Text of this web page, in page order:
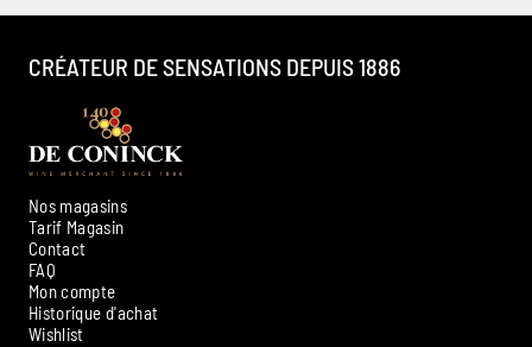
Nos magasins
Tarif Magasin
Contact
FAQ
Mon compte
Historique d'achat
Wishlist
CRÉATEUR DE SENSATIONS DEPUIS 1886